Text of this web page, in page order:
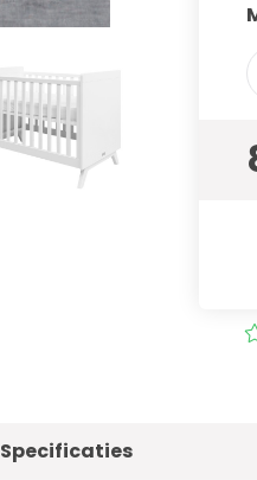
Specificaties